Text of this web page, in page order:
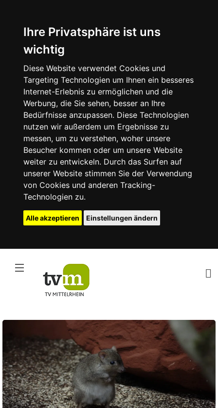
Ihre Privatsphäre ist uns
wichtig
Diese Website verwendet Cookies und
Targeting Technologien um Ihnen ein besseres
Internet-Erlebnis zu ermöglichen und die
Werbung, die Sie sehen, besser an Ihre
Bedürfnisse anzupassen. Diese Technologien
nutzen wir außerdem um Ergebnisse zu
messen, um zu verstehen, woher unsere
Besucher kommen oder um unsere Website
weiter zu entwickeln. Durch das Surfen auf
unserer Website stimmen Sie der Verwendung
von Cookies und anderen Tracking-
Technologien zu.
Alle akzeptieren Einstellungen ändern